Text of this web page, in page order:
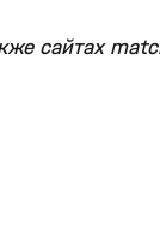
сайтах